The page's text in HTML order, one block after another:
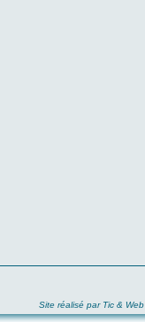
Site réalisé par Tic & Web